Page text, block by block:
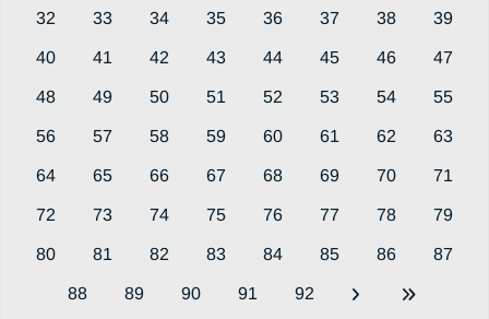
32 33 34 35 36 37 38 39
40 41 42 43 44 45 46 47
48 49 50 51 52 53 54 55
56 57 58 59 60 61 62 63
64 65 66 67 68 69 70 71
72 73 74 75 76 77 78 79
80 81 82 83 84 85 86 87
88 89 90 91 92